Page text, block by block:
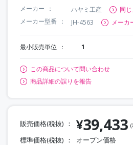
メーカー ハヤミ工産
同
メーカー型番
JH-4563 メーカ
最小販売単位 1
この商品について問い合わせ
商品詳細の誤りを報告
販売価格(税抜) ¥39,433
標準価格(税抜) オープン価格